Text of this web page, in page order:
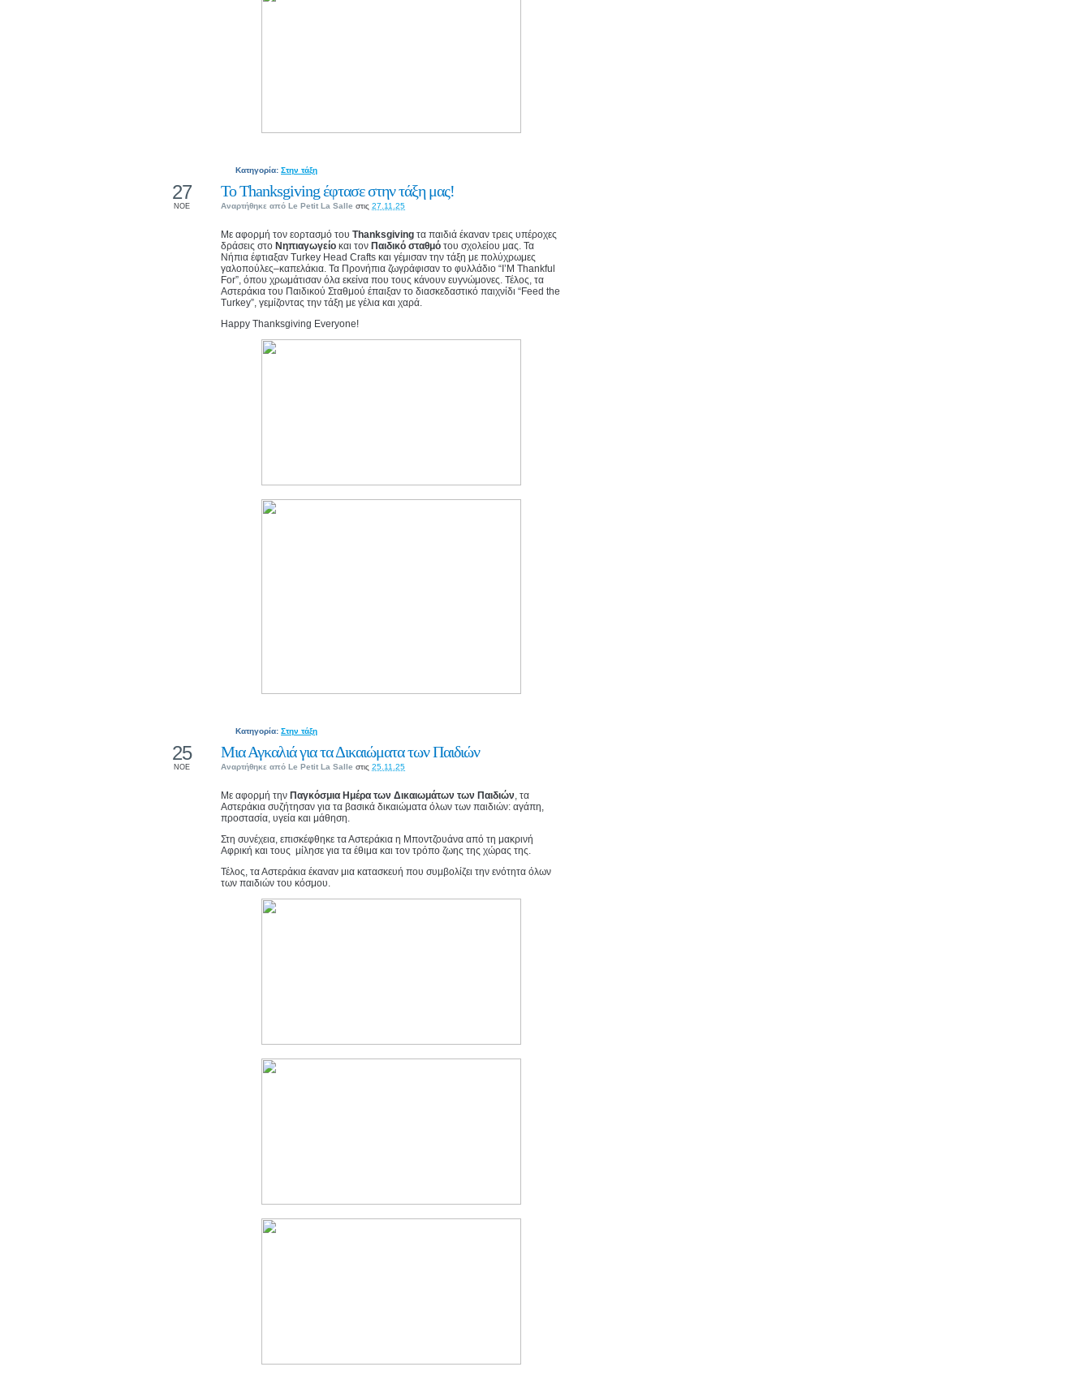
Κατηγορία: Στην τάξη
Το Thanksgiving έφτασε στην τάξη μας!
Αναρτήθηκε από Le Petit La Salle στις 27.11.25
27
ΝΟΕ
Με αφορμή τον εορτασμό του Thanksgiving τα παιδιά έκαναν τρεις υπέροχες
δράσεις στο Νηπιαγωγείο και τον Παιδικό σταθμό του σχολείου μας. Τα
Νήπια έφτιαξαν Turkey Head Crafts και γέμισαν την τάξη με πολύχρωμες
γαλοπούλες–καπελάκια. Τα Προνήπια ζωγράφισαν το φυλλάδιο “I’M Thankful
For”, όπου χρωμάτισαν όλα εκείνα που τους κάνουν ευγνώμονες. Τέλος, τα
Αστεράκια του Παιδικού Σταθμού έπαιξαν το διασκεδαστικό παιχνίδι “Feed the
Turkey”, γεμίζοντας την τάξη με γέλια και χαρά.
Happy Thanksgiving Everyone!
Κατηγορία: Στην τάξη
Μια Αγκαλιά για τα Δικαιώματα των Παιδιών
Αναρτήθηκε από Le Petit La Salle στις 25.11.25
25
ΝΟΕ
Με αφορμή την Παγκόσμια Ημέρα των Δικαιωμάτων των Παιδιών, τα
Αστεράκια συζήτησαν για τα βασικά δικαιώματα όλων των παιδιών: αγάπη,
προστασία, υγεία και μάθηση.
Στη συνέχεια, επισκέφθηκε τα Αστεράκια η Μποντζουάνα από τη μακρινή
Αφρική και τους μίλησε για τα έθιμα και τον τρόπο ζωης της χώρας της.
Τέλος, τα Αστεράκια έκαναν μια κατασκευή που συμβολίζει την ενότητα όλων
των παιδιών του κόσμου.